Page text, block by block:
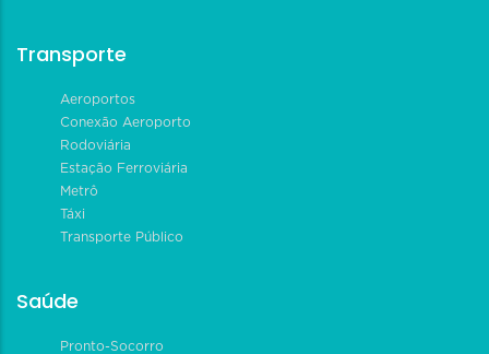
Transporte
Aeroportos
Conexão Aeroporto
Rodoviária
Estação Ferroviária
Metrô
Táxi
Transporte Público
Saúde
Pronto-Socorro